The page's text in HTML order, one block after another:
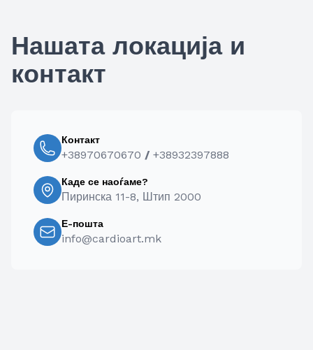
Нашата локација и
контакт
Контакт
+38970670670 / +38932397888
Каде се наоѓаме?
Пиринска 11-8, Штип 2000
Е-пошта
info@cardioart.mk